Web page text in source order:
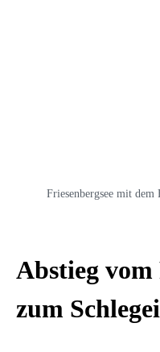
Friesenbergsee mit dem
Abstieg vom
zum